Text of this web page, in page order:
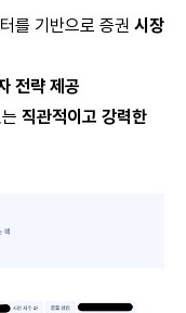
를 기반으로 증권 시장
전략 제공
직관적이고 강력한